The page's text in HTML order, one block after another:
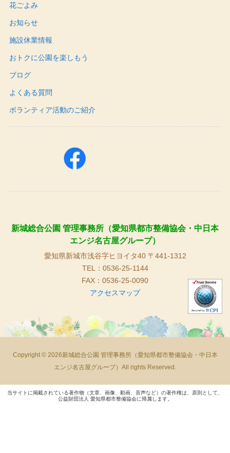
花ごよみ
お知らせ
施設休業情報
おトクに公園を楽しもう
ブログ
よくある質問
ボランティア活動のご紹介
新城総合公園 管理事務所（愛知県都市整備協会・中日本
エンジ名古屋グループ）
愛知県新城市浅谷字ヒヨイタ40 〒441-1312
TEL：0536-25-1144
FAX：0536-25-0090
アクセスマップ
Copyright © 2026新城総合公園 管理事務所（愛知県都市整備協会・中日本
エンジ名古屋グループ）All rights Reserved.
当サイトに掲載されている著作物（文章、画像、動画、音声など）の著作権は、原則として、
公益財団法人 愛知県都市整備協会に帰属します。